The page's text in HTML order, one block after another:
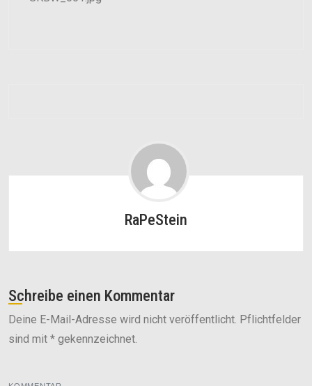
RaPeStein
Schreibe einen Kommentar
Deine E-Mail-Adresse wird nicht veröffentlicht. Pflichtfelder
sind mit * gekennzeichnet.